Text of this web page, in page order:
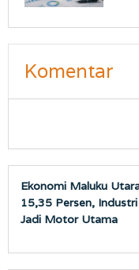
Komentar
Ekonomi Maluku
15,35 Persen,
Jadi Motor Utama